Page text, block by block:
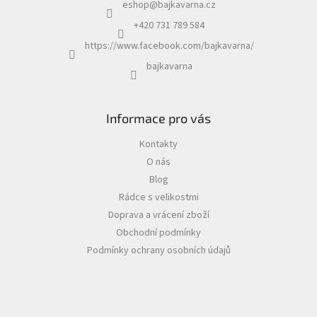
eshop@bajkavarna.cz
+420 731 789 584
https://www.facebook.com/bajkavarna/
bajkavarna
Informace pro vás
Kontakty
O nás
Blog
Rádce s velikostmi
Doprava a vrácení zboží
Obchodní podmínky
Podmínky ochrany osobních údajů